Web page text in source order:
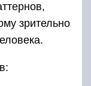
зрительно